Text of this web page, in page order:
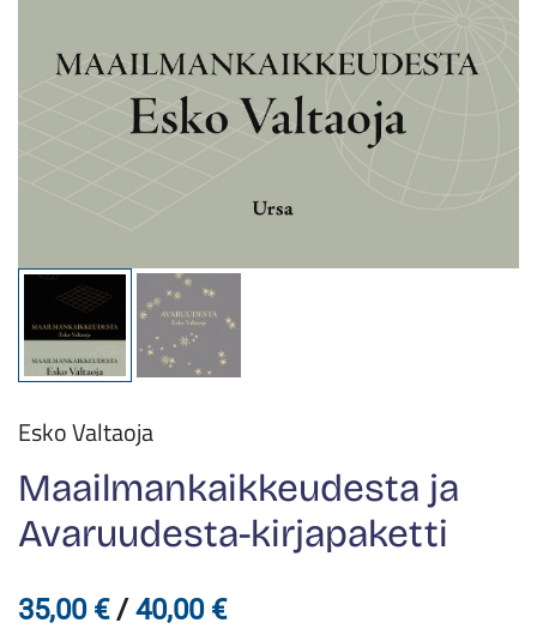
Esko Valtaoja
Maailmankaikkeudesta ja
Avaruudesta-kirjapaketti
35,00 € /40,00 €Hintaluokka: